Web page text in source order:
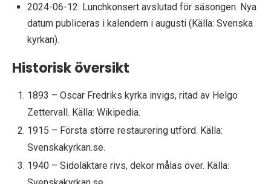
2024-06-12: Lunchkonsert avslutad för säsongen. Nya
datum publiceras i kalendern i augusti (Källa: Svenska
kyrkan).
Historisk översikt
1893 – Oscar Fredriks kyrka invigs, ritad av Helgo
Zettervall. Källa: Wikipedia.
1915 – Första större restaurering utförd. Källa:
Svenskakyrkan.se.
1940 – Sidoläktare rivs, dekor målas över. Källa: